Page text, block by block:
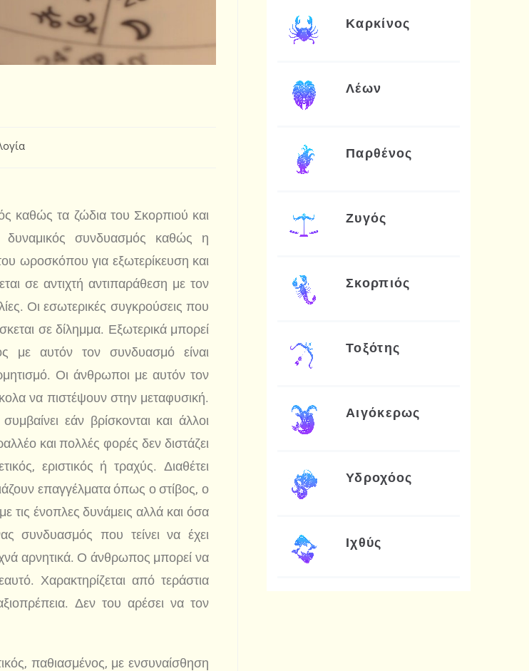
καθώς τα ζώδια του Σκορπιού και
δυναμικός συνδυασμός καθώς η
ωροσκόπου για εξωτερίκευση και
σε αντιχτή αντιπαράθεση με τον
Οι εσωτερικές συγκρούσεις που
σε δίλημμα. Εξωτερικά μπορεί
με αυτόν τον συνδυασμό είναι
Οι άνθρωποι με αυτόν τον
να πιστέψουν στην μεταφυσική.
εάν βρίσκονται και άλλοι
και πολλές φορές δεν διστάζει
εριστικός ή τραχύς. Διαθέτει
επαγγέλματα όπως ο στίβος, ο
τις ένοπλες δυνάμεις αλλά και όσα
συνδυασμός που τείνει να έχει
αρνητικά. Ο άνθρωπος μπορεί να
Χαρακτηρίζεται από τεράστια
Δεν του αρέσει να τον
παθιασμένος, με ενσυναίσθηση
Καρκίνος
Λέων
Παρθένος
Ζυγός
Σκορπιός
Τοξότης
Αιγόκερως
Υδροχόος
Ιχθύς